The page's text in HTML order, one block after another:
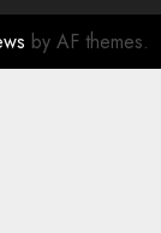
by AF themes.